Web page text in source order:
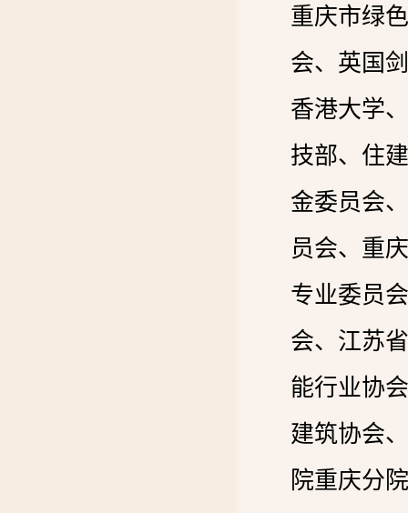
重庆市绿
会、英国
香港大学
技部、住
金委员会
员会、重
专业委员
会、江苏
能行业协
建筑协会
院重庆分